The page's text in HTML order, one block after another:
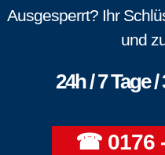
Ausgesperrt? Ihr
und
24h / 7 Tage
☎ 0176